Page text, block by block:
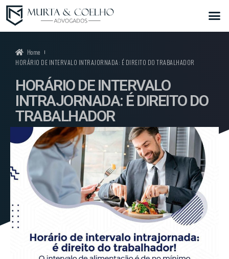
Home
HORÁRIO DE INTERVALO INTRAJORNADA: É DIREITO DO TRABALHADOR
HORÁRIO DE INTERVALO
INTRAJORNADA: É DIREITO DO
TRABALHADOR